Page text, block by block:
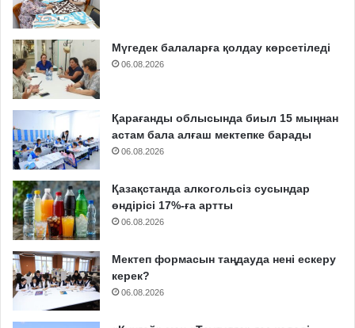
Мүгедек балаларға қолдау көрсетіледі
06.08.2026
Қарағанды облысында биыл 15 мыңнан
астам бала алғаш мектепке барады
06.08.2026
Қазақстанда алкогольсіз сусындар
өндірісі 17%-ға артты
06.08.2026
Мектеп формасын таңдауда нені ескеру
керек?
06.08.2026